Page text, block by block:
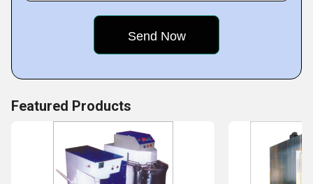
Featured Products